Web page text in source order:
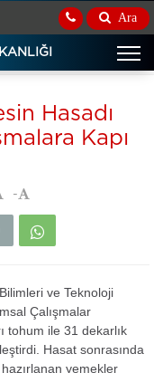
Ara
Hasadı
Kapı
-
ve Teknoloji
Çalışmalar
tohum ile 31 dekarlık
Hasat sonrasında
yemekler